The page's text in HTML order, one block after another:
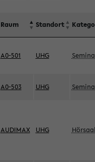
Raum Standort
A0-501 UHG
A0-503 UHG
AUDIMAX UHG Hörsaal